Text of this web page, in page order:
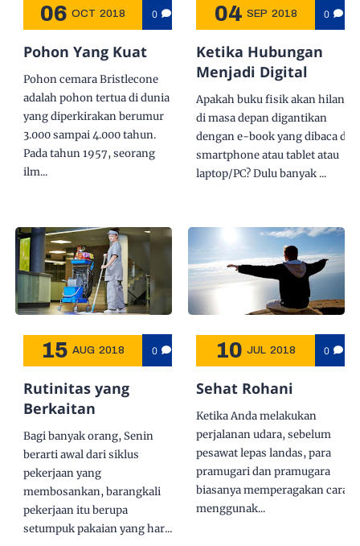
06 OCT 2018 0
Pohon Yang Kuat
Pohon cemara Bristlecone
adalah pohon tertua di dunia
yang diperkirakan berumur
3.000 sampai 4.000 tahun.
Pada tahun 1957, seorang
ilm...
04 SEP 2018 0
Ketika Hubungan
Menjadi Digital
Apakah buku fisik akan hilang
di masa depan digantikan
dengan e-book yang dibaca di
smartphone atau tablet atau
laptop/PC? Dulu banyak ...
15 AUG 2018 0
Rutinitas yang
Berkaitan
Bagi banyak orang, Senin
berarti awal dari siklus
pekerjaan yang
membosankan, barangkali
pekerjaan itu berupa
setumpuk pakaian yang har...
10 JUL 2018 0
Sehat Rohani
Ketika Anda melakukan
perjalanan udara, sebelum
pesawat lepas landas, para
pramugari dan pramugara
biasanya memperagakan cara
menggunak...